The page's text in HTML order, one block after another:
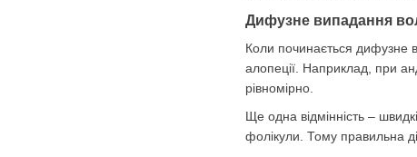
Дифузне випадання
Коли починається дифузне
алопеції. Наприклад, при
рівномірно.
Ще одна відмінність –
фолікули. Тому правильна